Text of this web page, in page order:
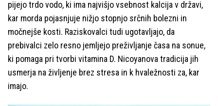
pijejo trdo vodo, ki ima najvišjo vsebnost kalcija v državi,
kar morda pojasnjuje nižjo stopnjo srčnih bolezni in
močnejše kosti. Raziskovalci tudi ugotavljajo, da
prebivalci zelo resno jemljejo preživljanje časa na sonue,
ki pomaga pri tvorbi vitamina D. Nicoyanova tradicija jih
usmerja na življenje brez stresa in k hvaležnosti za, kar
imajo.